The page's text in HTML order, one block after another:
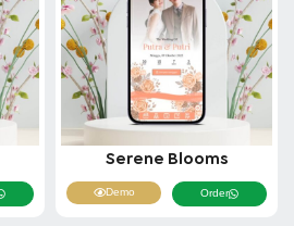
Serene Blooms
Demo Order